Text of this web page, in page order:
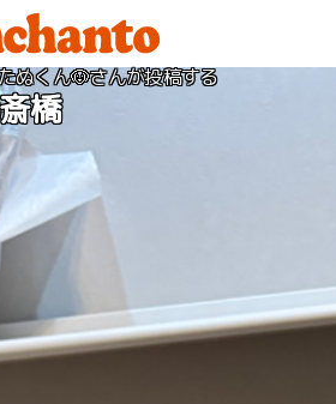
ぬくん🐶さんが投稿する
橋